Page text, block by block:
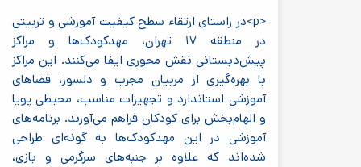
<p>در راستای ارتقاء سطح کیفیت آموزشی و تربیتی
در منطقه ۱۷ تهران، مهدکودک‌ها و مراکز
پیش‌دبستانی نقش محوری ایفا می‌کنند. این مراکز
با بهره‌گیری از مربیان مجرب و دلسوز، فضاهای
آموزشی استاندارد و تجهیزات مناسب، محیطی پویا
و الهام‌بخش برای کودکان فراهم می‌آورند. برنامه‌های
آموزشی در این مهدکودک‌ها به گونه‌ای طراحی
شده‌اند که علاوه بر جنبه‌های سرگرمی و بازی،